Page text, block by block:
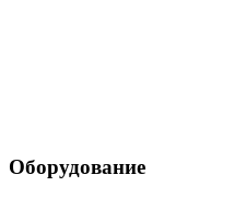
Оборудование